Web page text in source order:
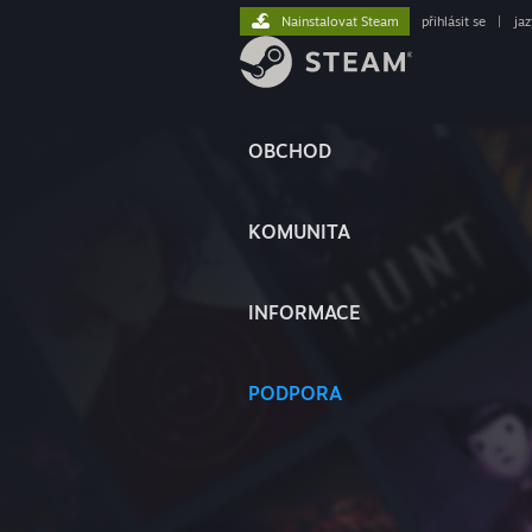
OBCHOD
KOMUNITA
INFORMACE
PODPORA
Nainstalovat Steam přihlásit se